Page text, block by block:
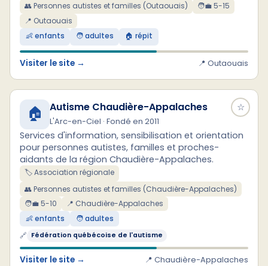
👥 Personnes autistes et familles (Outaouais)
🧑‍💼 5-15
📍 Outaouais
👶 enfants
🧑 adultes 🏠 répit
Visiter le site → 📍 Outaouais
☆
🏠 Autisme Chaudière-Appalaches
L'Arc-en-Ciel · Fondé en 2011
Services d'information, sensibilisation et orientation
pour personnes autistes, familles et proches-
aidants de la région Chaudière-Appalaches.
🏷️ Association régionale
👥 Personnes autistes et familles (Chaudière-Appalaches)
🧑‍💼 5-10
📍 Chaudière-Appalaches
👶 enfants
🧑 adultes
🔗 Fédération québécoise de l'autisme
Visiter le site → 📍 Chaudière-Appalaches